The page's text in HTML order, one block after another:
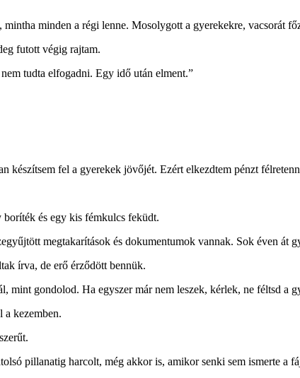
minden a régi lenne. Mosolygott a gyerekekre, vacsorát
futott végig rajtam.
tudta elfogadni. Egy idő után elment.”
készítsem fel a gyerekek jövőjét. Ezért elkezdtem pénzt
boríték és egy kis fémkulcs feküdt.
megtakarítások és dokumentumok vannak. Sok éven át
írva, de erő érződött bennük.
mint gondolod. Ha egyszer már nem leszek, kérlek, ne féltsd a
a kezemben.
pillanatig harcolt, még akkor is, amikor senki sem ismerte a